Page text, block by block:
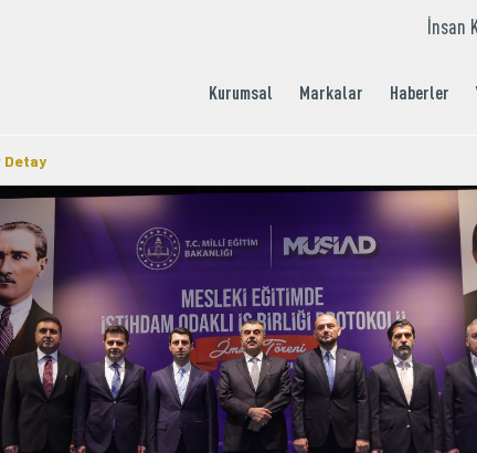
İnsan
Kurumsal Markalar Haberler
Detay